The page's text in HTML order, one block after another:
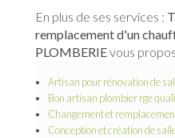
En plus de ses services :
remplacement d'un
PLOMBERIEvous
Artisan pour rénovation de
Bon artisan plombier rge
Changement et
Conception et création de